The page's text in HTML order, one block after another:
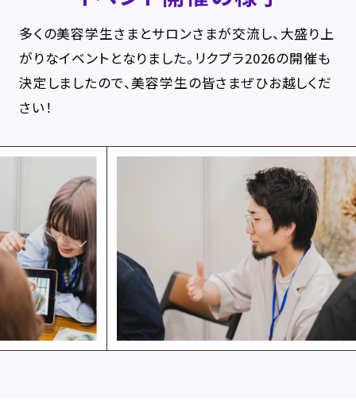
多くの美容学生さまとサロンさまが交流し、大盛り上
がりなイベントとなりました。 リクプラ2026の開催も
決定しましたので、美容学生の皆さまぜひお越しくだ
さい！